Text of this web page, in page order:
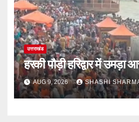
उत्तराखंड
हरकी पौड़ी हरिद्वार में उमड़ा
AUG 9, 2026 SHASHI